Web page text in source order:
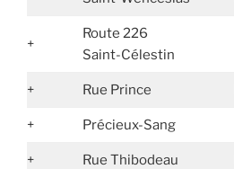
+
Route 226
Saint-Célestin
+ Rue Prince
+ Précieux-Sang
+ Rue Thibodeau